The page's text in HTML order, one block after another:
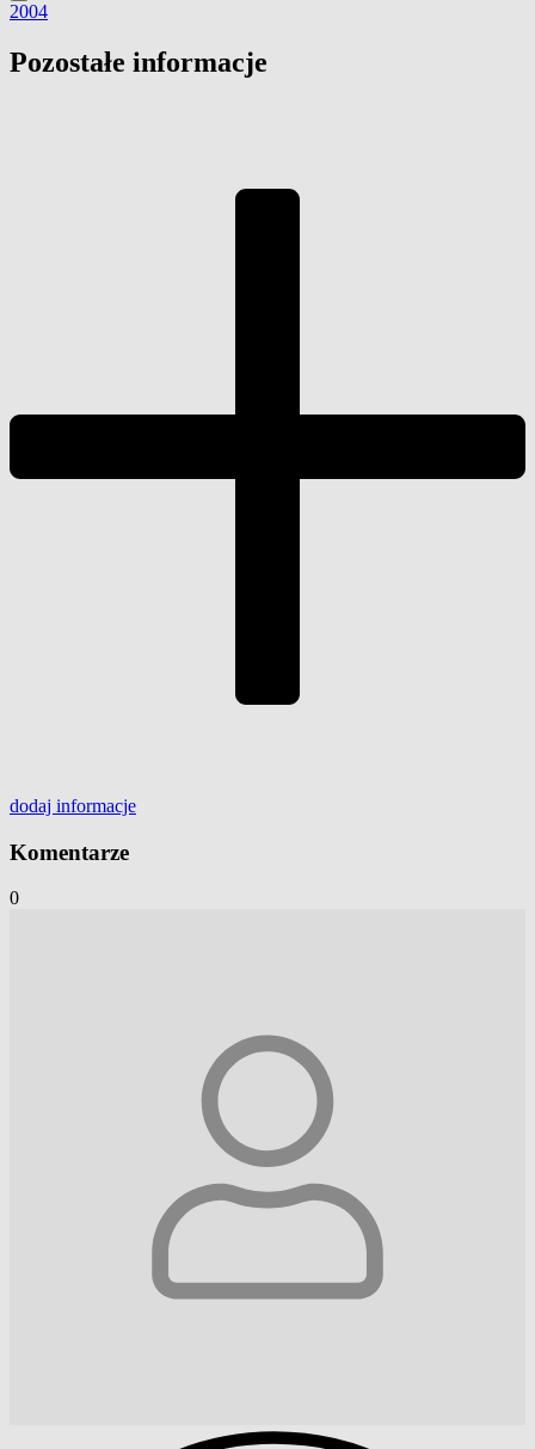
2004
Pozostałe informacje
dodaj informacje
Komentarze
0